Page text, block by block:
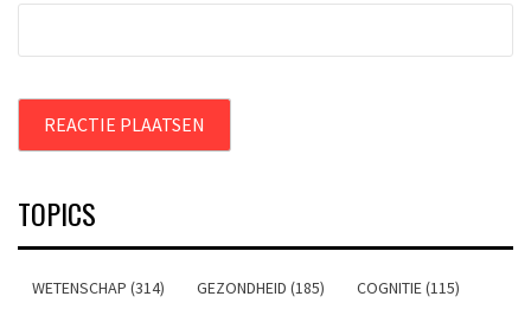
TOPICS
WETENSCHAP (314) GEZONDHEID (185) COGNITIE (115)